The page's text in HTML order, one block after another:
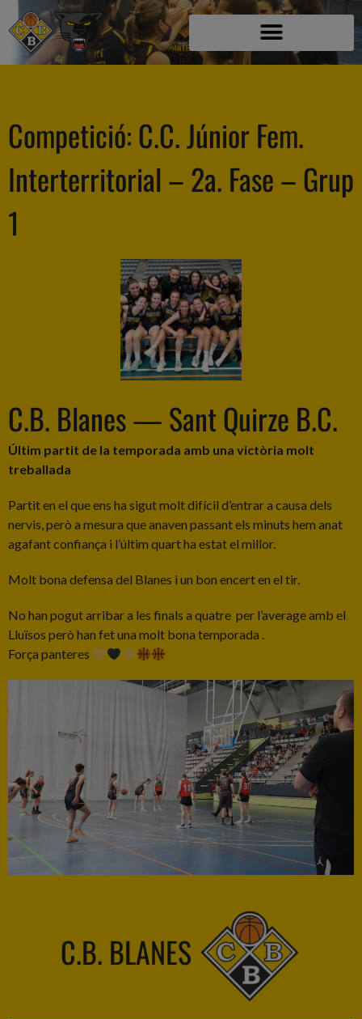
Competició:C.C. Júnior Fem.
Interterritorial – 2a. Fase – Grup
1
C.B. Blanes — Sant Quirze B.C.
Últim partit de la temporada amb una victòria molt
treballada
Partit en el que ens ha sigut molt difícil d’entrar a causa dels
nervis, però a mesura que anaven passant els minuts hem anat
agafant confiança i l’últim quart ha estat el millor.
Molt bona defensa del Blanes i un bon encert en el tir.
No han pogut arribar a les finals a quatre per l’average amb el
Lluïsos però han fet una molt bona temporada .
Força panteres
C.B. BLANES